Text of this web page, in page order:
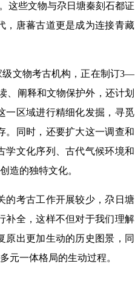
这些文物与尕日塘秦刻石都证
，唐蕃古道更是成为连接青藏
文物考古机构，正在制订3—
、阐释和文物保护外，还计划
一区域进行精细化发掘，寻觅
。同时，还要扩大这一调查和
学文化序列、古代气候环境和
造的独特文化。
考古工作开展较少，尕日塘
补全，这样不但对于我们理解
原出更加生动的历史图景，同
元一体格局的生动过程。